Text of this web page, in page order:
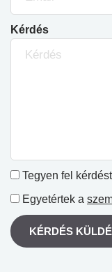
Kérdés
Tegyen fel
Egyetértek a
KÉRDÉS